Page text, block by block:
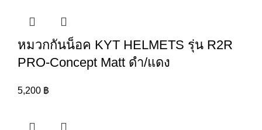
หมวกกันน็อค KYT HELMETS รุ่น R2R
PRO-Concept Matt ดำ/แดง
5,200 ฿